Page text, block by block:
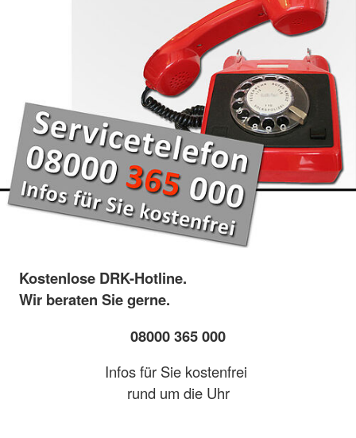
Kostenlose DRK-Hotline.
Wir beraten Sie gerne.
08000 365 000
Infos für Sie kostenfrei
rund um die Uhr